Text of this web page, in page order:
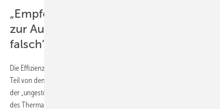
„Empfehlungen der VDI 4640 Blatt 5
zur Ausgleichszeit: ungenügend bis
falsch“
Die Effizienz einer Erdwärmesonden-Wärmepumpe ist zum großen
Teil von den geothermischen Untergrundparametern, beispielsweise
der „ungestörten Untergrundtemperatur“, abhängig, die im Rahmen
des Thermal-Response-Tests erhoben werden.